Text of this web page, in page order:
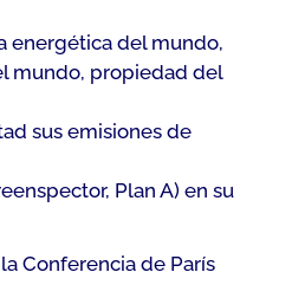
energética del mundo,
mundo, propiedad del
sus emisiones de
Plan A) en su
Conferencia de París